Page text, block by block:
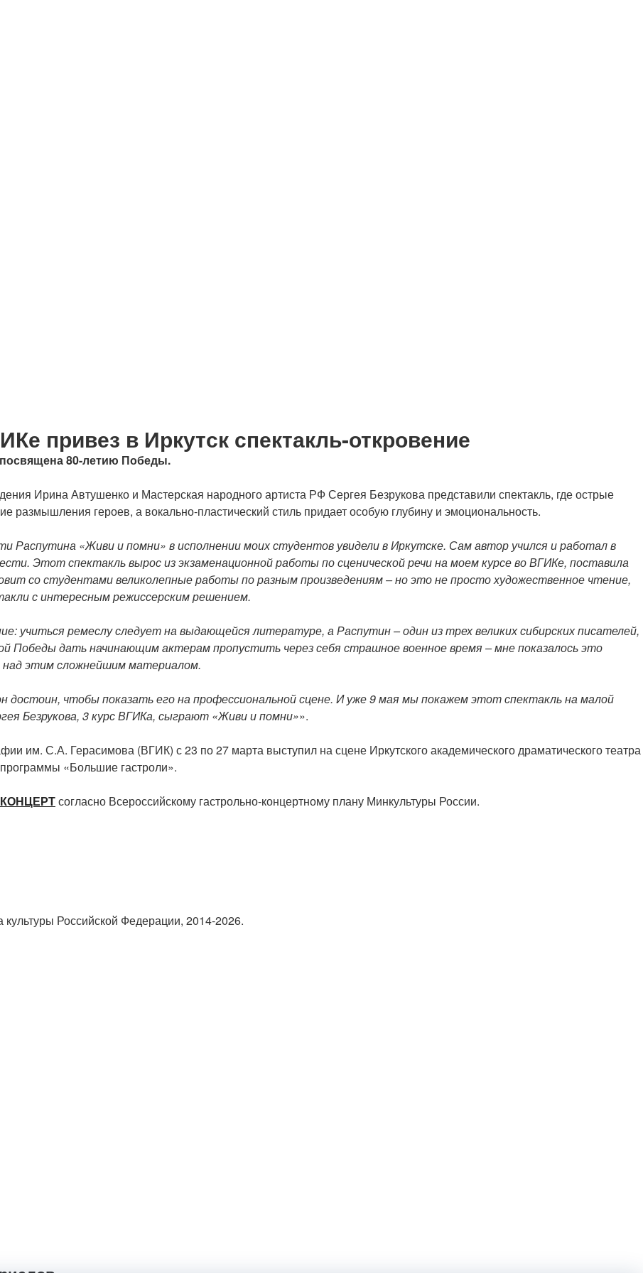
привез в Иркутск спектакль-откровение
80-летию Победы.
Ирина Автушенко и Мастерская народного артиста РФ Сергея Безрукова представили спектакль, где острые
героев, а вокально-пластический стиль придает особую глубину и эмоциональность.
Распутина «Живи и помни» в исполнении моих студентов увидели в Иркутске. Сам автор учился и работал в
Этот спектакль вырос из экзаменационной работы по сценической речи на моем курсе во ВГИКе, поставила
со студентами великолепные работы по разным произведениям – но это не просто художественное чтение,
с интересным режиссерским решением.
учиться ремеслу следует на выдающейся литературе, а Распутин – один из трех великих сибирских писателей,
дать начинающим актерам пропустить через себя страшное военное время – мне показалось это
этим сложнейшим материалом.
достоин, чтобы показать его на профессиональной сцене. И уже 9 мая мы покажем этот спектакль на малой
Безрукова, 3 курс ВГИКа, сыграют «Живи и помни»».
им. С.А. Герасимова (ВГИК) с 23 по 27 марта выступил на сцене Иркутского академического драматического театра
программы «Большие гастроли».
согласно Всероссийскому гастрольно-концертному плану Минкультуры России.
Российской Федерации, 2014-2026.